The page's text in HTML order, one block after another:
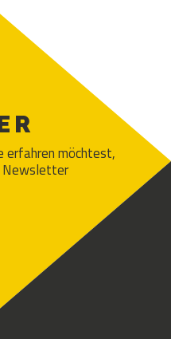
erfahren möchtest,
Newsletter